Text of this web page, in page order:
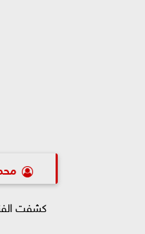
كشفت